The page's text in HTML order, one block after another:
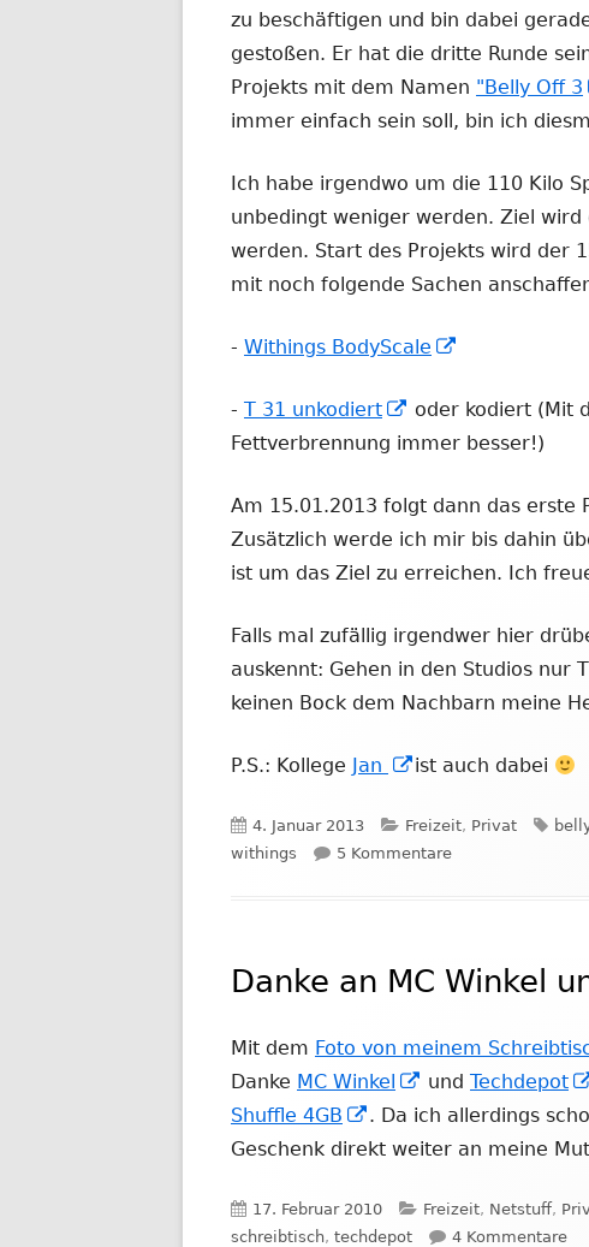
zu beschäftigen und bin dabei
gestoßen. Er hat die dritte Runde
Projekts mit dem Namen "Belly Off 3
immer einfach sein soll, bin ich
Ich habe irgendwo um die 110 Kilo
unbedingt weniger werden. Ziel
werden. Start des Projekts wird der
mit noch folgende Sachen
- Withings BodyScale
Fenster
öffnen
- T 31 unkodiert
In
neuem
öffnen
oder kodiert (Mit
Fettverbrennung immer besser!)
Am 15.01.2013 folgt dann das erste
Zusätzlich werde ich mir bis dahin
ist um das Ziel zu erreichen. Ich
Falls mal zufällig irgendwer hier
auskennt: Gehen in den Studios nur
keinen Bock dem Nachbarn meine
P.S.: Kollege Jan
In
Fenster
öffnen
ist auch dabei
Veröffentlicht
am
4. Januar 2013 Kategorien
Freizeit, Privat
withings
5 Kommentarezu Belly Off 3 –
Danke an MC Winkel
Mit dem Foto von meinem
Danke MC Winkel
In
neuem
Fenster
und Techdepot
Shuffle 4GB
In
neuem
öffnen
. Da ich allerdings
Geschenk direkt weiter an meine
Veröffentlicht
am
17. Februar 2010 Kategorien
Freizeit, Netstuff,
schreibtisch, techdepot 4 Kommentarezu